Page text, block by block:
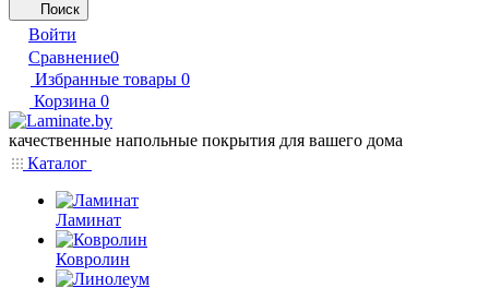
Поиск
Войти
Сравнение0
Избранные товары 0
Корзина 0
качественные напольные покрытия для вашего дома
Каталог
Ламинат
Ковролин